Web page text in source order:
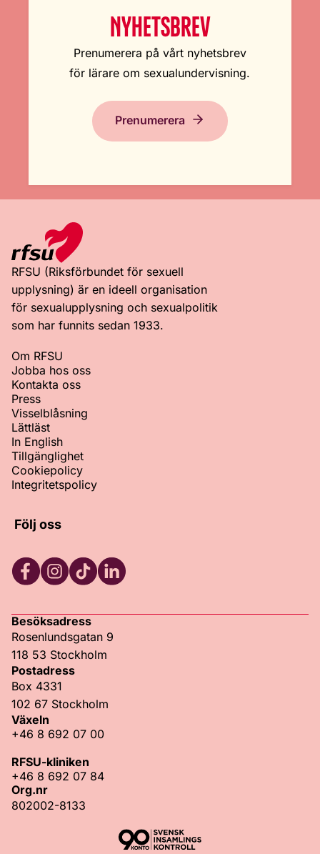
NYHETSBREV
Prenumerera på vårt nyhetsbrev
för lärare om sexualundervisning.
Prenumerera
RFSU (Riksförbundet för sexuell
upplysning) är en ideell organisation
för sexualupplysning och sexualpolitik
som har funnits sedan 1933.
Om RFSU
Jobba hos oss
Kontakta oss
Press
Visselblåsning
Lättläst
In English
Tillgänglighet
Cookiepolicy
Integritetspolicy
Följ oss
Besöksadress
Rosenlundsgatan 9
118 53 Stockholm
Postadress
Box 4331
102 67 Stockholm
Växeln
+46 8 692 07 00
RFSU-kliniken
+46 8 692 07 84
Org.nr
802002-8133